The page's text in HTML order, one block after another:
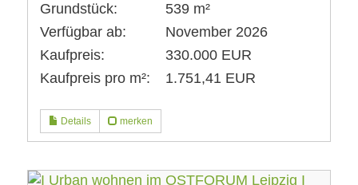
Grundstück:
539 m²
Verfügbar ab:
November 2026
Kaufpreis:
330.000 EUR
Kaufpreis pro m²:
1.751,41 EUR
Details merken